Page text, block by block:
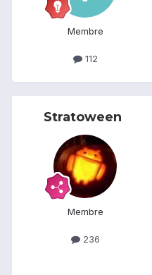
Membre
112
Stratoween
Membre
236